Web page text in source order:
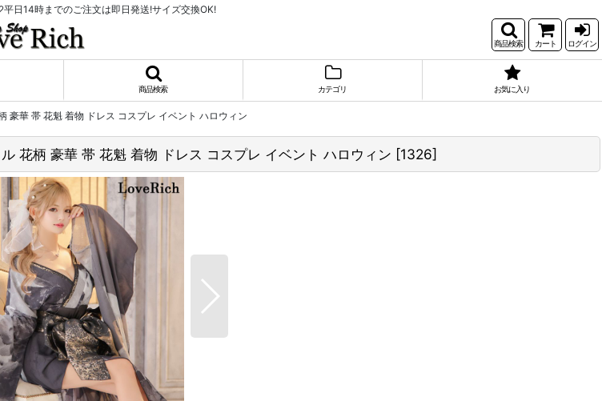
日14時までのご注文は即日発送!サイズ交換OK!
商品検索 カート ログイン
商品検索 カテゴリ お気に入り
豪華 帯 花魁 着物 ドレス コスプレ イベント ハロウィン
花柄 豪華 帯 花魁 着物 ドレス コスプレ イベント ハロウィン [1326]